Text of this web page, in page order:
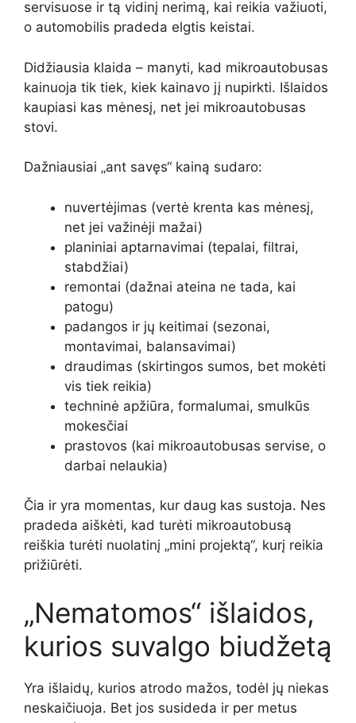
servisuose ir tą vidinį nerimą, kai reikia važiuoti,
o automobilis pradeda elgtis keistai.
Didžiausia klaida – manyti, kad mikroautobusas
kainuoja tik tiek, kiek kainavo jį nupirkti. Išlaidos
kaupiasi kas mėnesį, net jei mikroautobusas
stovi.
Dažniausiai „ant savęs“ kainą sudaro:
nuvertėjimas (vertė krenta kas mėnesį,
net jei važinėji mažai)
planiniai aptarnavimai (tepalai, filtrai,
stabdžiai)
remontai (dažnai ateina ne tada, kai
patogu)
padangos ir jų keitimai (sezonai,
montavimai, balansavimai)
draudimas (skirtingos sumos, bet mokėti
vis tiek reikia)
techninė apžiūra, formalumai, smulkūs
mokesčiai
prastovos (kai mikroautobusas servise, o
darbai nelaukia)
Čia ir yra momentas, kur daug kas sustoja. Nes
pradeda aiškėti, kad turėti mikroautobusą
reiškia turėti nuolatinį „mini projektą“, kurį reikia
prižiūrėti.
„Nematomos“ išlaidos,
kurios suvalgo biudžetą
Yra išlaidų, kurios atrodo mažos, todėl jų niekas
neskaičiuoja. Bet jos susideda ir per metus